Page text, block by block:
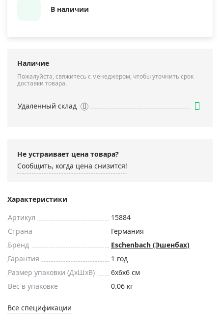
В наличии
Наличие
Пожалуйста, свяжитесь с менеджером, чтобы уточнить срок
доставки товара.
Удаленный склад
Не устраивает цена товара?
Сообщить, когда цена снизится!
Характеристики
Артикул
15884
Страна
Германия
Бренд
Eschenbach (Эшенбах)
Гарантия
1 год
Размер упаковки (ДxШxВ)
6x6x6 см
Вес в упаковке
0.06 кг
Все спецификации